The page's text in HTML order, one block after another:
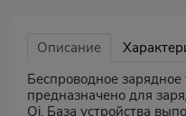
Описание
Беспроводное
предназначено для
Qi. База устройства